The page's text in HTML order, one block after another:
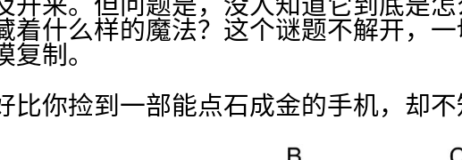
开来。但问题是，没人知道它到底是怎
着什么样的魔法？这个谜题不解开，
复制。
比你捡到一部能点石成金的手机，却不